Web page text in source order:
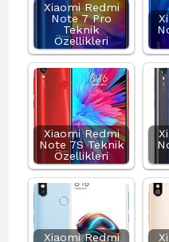
Xiaomi Redmi
Note 7 Pro
Teknik
Özellikleri
Xiaomi Redmi
Note 7S Teknik
Özellikleri
Xiaomi Redmi